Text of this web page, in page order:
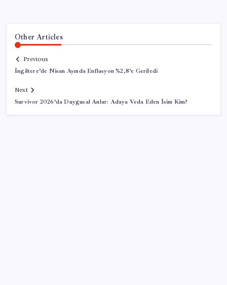
Other Articles
Previous
İngiltere’de Nisan Ayında Enflasyon %2,8’e Geriledi
Next
Survivor 2026’da Duygusal Anlar: Adaya Veda Eden İsim Kim?